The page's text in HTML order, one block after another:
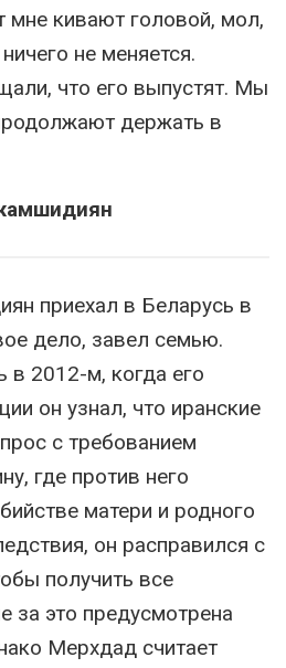
мне кивают головой, мол,
не меняется.
что его выпустят. Мы
держать в
приехал в Беларусь в
дело, завел семью.
в 2012-м, когда его
он узнал, что иранские
с требованием
где против него
матери и родного
он расправился с
получить все
за это предусмотрена
Мерхдад считает